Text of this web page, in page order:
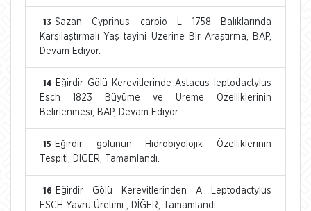
13 Sazan Cyprinus carpio L 1758 Balıklarında
Karşılaştırmalı Yaş tayini Üzerine Bir Araştırma, BAP,
Devam Ediyor.
14
Eğirdir Gölü Kerevitlerinde Astacus leptodactylus
Esch 1823 Büyüme ve Üreme Özelliklerinin
Belirlenmesi, BAP, Devam Ediyor.
15
Eğirdir gölünün Hidrobiyolojik Özelliklerinin
Tespiti, DİĞER, Tamamlandı.
16
Eğirdir Gölü Kerevitlerinden A Leptodactylus
ESCH Yavru Üretimi , DİĞER, Tamamlandı.